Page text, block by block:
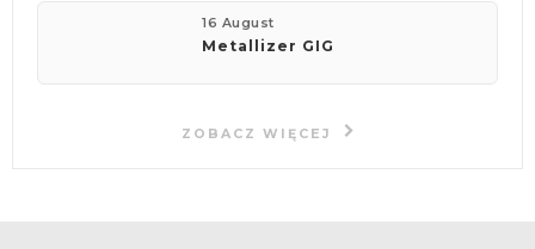
16 August
Metallizer GIG
ZOBACZ WIĘCEJ